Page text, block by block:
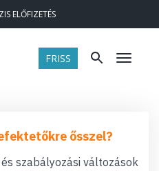
ELŐFIZETÉS
FRISS Menü
ősszel?
szabályozási változások